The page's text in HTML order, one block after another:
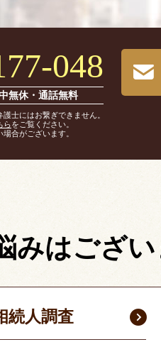
048
無休・通話無料
士にはお繋ぎできません。
らをご覧ください。
合がございます。
みはござ
続人調査